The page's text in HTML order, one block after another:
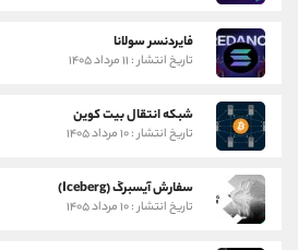
فایردنسر سولانا
تاریخ انتشار : ۱۱ مرداد ۱۴۰۵
شبکه انتقال بیت کوین
تاریخ انتشار : ۱۰ مرداد ۱۴۰۵
سفارش آیسبرگ (Iceberg)
تاریخ انتشار : ۱۰ مرداد ۱۴۰۵